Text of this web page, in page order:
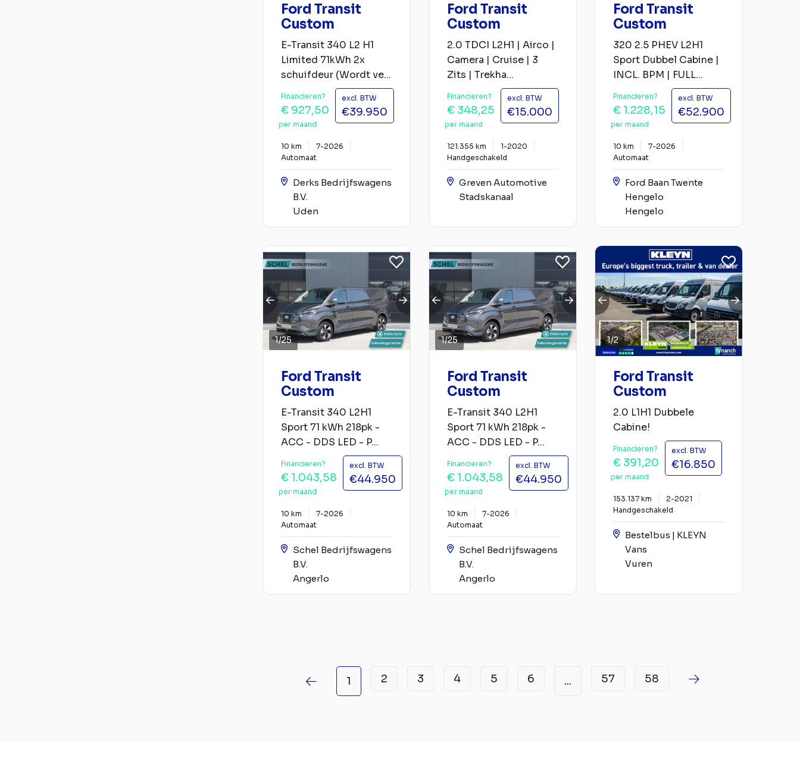
Ford Transit
Custom
E-Transit 340 L2 H1
Limited 71kWh 2x
schuifdeur (Wordt ve...
Financieren?
€ 927,50
per maand
excl. BTW
€39.950
10 km
7-2026
Automaat
Derks Bedrijfswagens
B.V.
Uden
Ford Transit
Custom
2.0 TDCI L2H1 | Airco |
Camera | Cruise | 3
Zits | Trekha...
Financieren?
€ 348,25
per maand
excl. BTW
€15.000
121.355 km
1-2020
Handgeschakeld
Greven Automotive
Stadskanaal
Ford Transit
Custom
320 2.5 PHEV L2H1
Sport Dubbel Cabine |
INCL. BPM | FULL...
Financieren?
€ 1.228,15
per maand
excl. BTW
€52.900
10 km
7-2026
Automaat
Ford Baan Twente
Hengelo
Hengelo
1/25
Ford Transit
Custom
E-Transit 340 L2H1
Sport 71 kWh 218pk -
ACC - DDS LED - P...
Financieren?
€ 1.043,58
per maand
excl. BTW
€44.950
10 km
7-2026
Automaat
Schel Bedrijfswagens
B.V.
Angerlo
1/25
Ford Transit
Custom
E-Transit 340 L2H1
Sport 71 kWh 218pk -
ACC - DDS LED - P...
Financieren?
€ 1.043,58
per maand
excl. BTW
€44.950
10 km
7-2026
Automaat
Schel Bedrijfswagens
B.V.
Angerlo
1/2
Ford Transit
Custom
2.0 L1H1 Dubbele
Cabine!
Financieren?
€ 391,20
per maand
excl. BTW
€16.850
153.137 km
2-2021
Handgeschakeld
Bestelbus | KLEYN
Vans
Vuren
1 2 3 4 5 6 ... 57 58